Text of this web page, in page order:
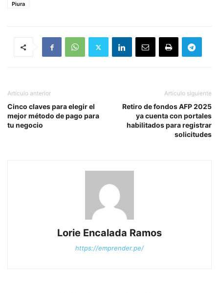
Piura
Artículo anterior
Cinco claves para elegir el
mejor método de pago para
tu negocio
Artículo siguiente
Retiro de fondos AFP 2025
ya cuenta con portales
habilitados para registrar
solicitudes
Lorie Encalada Ramos
https://emprender.pe/